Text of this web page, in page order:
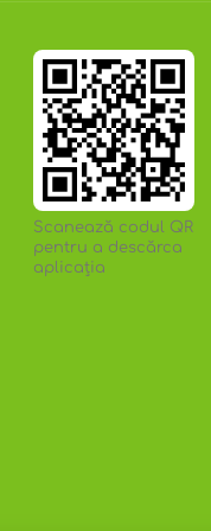
alte seminţe
cuprinse
ambalaj.
Scanează codul QR
pentru a descărca
aplicația